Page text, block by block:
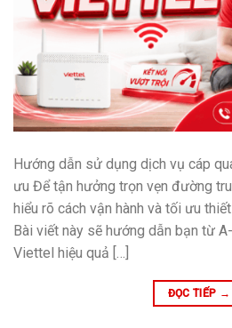
Hướng dẫn sử dụng dịch vụ cáp
ưu Để tận hưởng trọn vẹn đường
hiểu rõ cách vận hành và tối ưu
Bài viết này sẽ hướng dẫn bạn từ
Viettel hiệu quả […]
ĐỌC TIẾP →